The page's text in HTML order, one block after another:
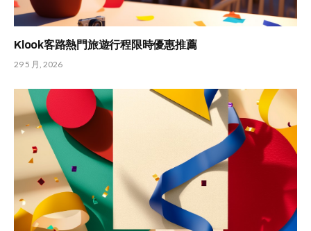
Klook客路熱門旅遊行程限時優惠推薦
29 5 月, 2026